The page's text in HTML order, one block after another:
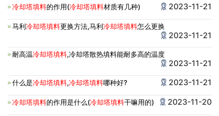
冷却塔填料的作用(冷却塔填料材质有几种) 2023-11-21
马利冷却塔填料更换方法,马利冷却塔填料怎么更换
2023-11-21
耐高温冷却塔填料,冷却塔散热填料能耐多高的温度
2023-11-21
什么是冷却塔填料,冷却塔填料哪种好? 2023-11-21
冷却塔填料的作用是什么(冷却塔填料干嘛用的) 2023-11-20